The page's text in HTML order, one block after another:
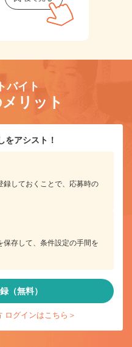
バイト
リット
をアシスト！
録しておくことで、応募時の
保存して、条件設定の手間を
（無料）
ログインはこちら＞